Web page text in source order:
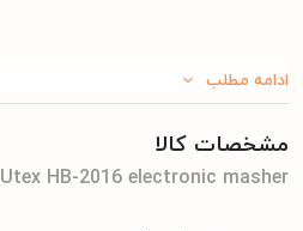
ادامه مطلب
مشخصات کالا
Utex HB-2016 electronic masher